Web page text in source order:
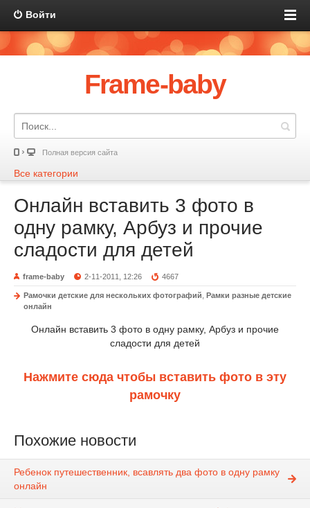
Войти
Frame-baby
Полная версия сайта
Все категории
Онлайн вставить 3 фото в
одну рамку, Арбуз и прочие
сладости для детей
frame-baby 2-11-2011, 12:26 4667
Рамочки детские для нескольких фотографий Рамки разные детские
онлайн
Онлайн вставить 3 фото в одну рамку, Арбуз и прочие
сладости для детей
Нажмите сюда чтобы вставить фото в эту
рамочку
Похожие новости
Ребенок путешественник, всавлять два фото в одну рамку
онлайн